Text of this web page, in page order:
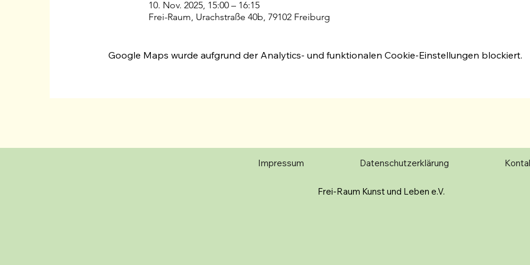
10. Nov. 2025, 15:00 – 16:15
Frei-Raum, Urachstraße 40b, 79102 Freiburg
Google Maps wurde aufgrund der Analytics- und funktionalen Cookie-Einstellungen blockiert.
Impressum Datenschutzerklärung
Frei-Raum Kunst und Leben e.V.